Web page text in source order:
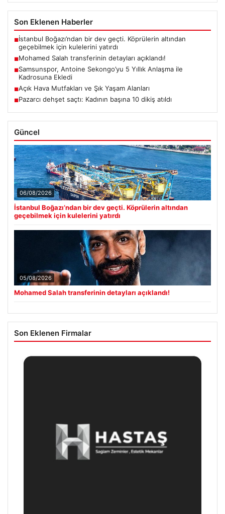
Son Eklenen Haberler
■İstanbul Boğazı’ndan bir dev geçti. Köprülerin altından
geçebilmek için kulelerini yatırdı
■Mohamed Salah transferinin detayları açıklandı!
■Samsunspor, Antoine Sekongo’yu 5 Yıllık Anlaşma ile
Kadrosuna Ekledi
■Açık Hava Mutfakları ve Şık Yaşam Alanları
■Pazarcı dehşet saçtı: Kadının başına 10 dikiş atıldı
Güncel
06/08/2026
İstanbul Boğazı’ndan bir dev geçti. Köprülerin altından
geçebilmek için kulelerini yatırdı
05/08/2026
Mohamed Salah transferinin detayları açıklandı!
Son Eklenen Firmalar